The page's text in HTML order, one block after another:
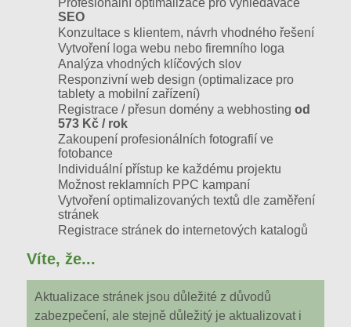
Profesionální optimalizace pro vyhledávače
SEO
Konzultace s klientem, návrh vhodného řešení
Vytvoření loga webu nebo firemního loga
Analýza vhodných klíčových slov
Responzivní web design (optimalizace pro
tablety a mobilní zařízení)
Registrace / přesun domény a webhosting od
573 Kč / rok
Zakoupení profesionálních fotografií ve
fotobance
Individuální přístup ke každému projektu
Možnost reklamních PPC kampaní
Vytvoření optimalizovaných textů dle zaměření
stránek
Registrace stránek do internetových katalogů
Víte, že...
Aktualizace stránek jsou důležité z důvodů
zabezpečení, ale stejně důležitý je aktualizovat i